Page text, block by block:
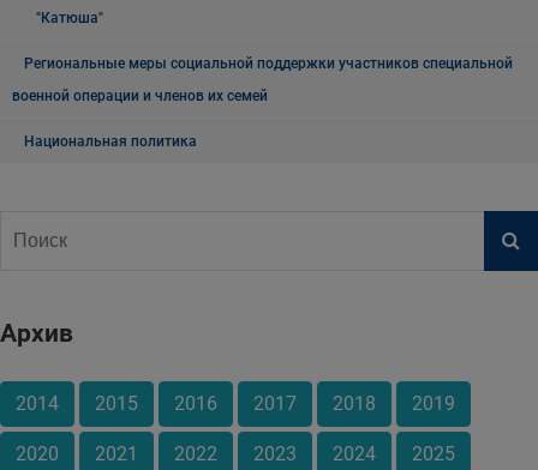
"Катюша"
Региональные меры социальной поддержки участников специальной
военной операции и членов их семей
Национальная политика
Архив
2014 2015 2016 2017 2018 2019
2020 2021 2022 2023 2024 2025